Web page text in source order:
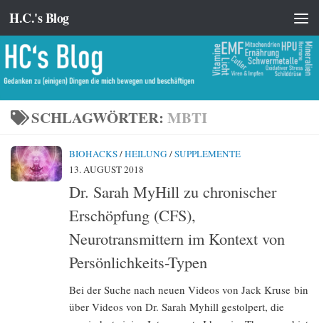
Zum Inhalt springen
H.C.'s Blog
SCHLAGWÖRTER: MBTI
BIOHACKS/HEILUNG /SUPPLEMENTE
13. AUGUST 2018
Dr. Sarah MyHill zu chronischer
Erschöpfung (CFS),
Neurotransmittern im Kontext von
Persönlichkeits-Typen
Bei der Suche nach neuen Videos von Jack Kruse bin
über Videos von Dr. Sarah Myhill gestolpert, die